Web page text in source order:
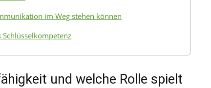
im Weg stehen können
und welche Rolle spielt